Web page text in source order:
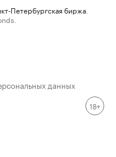
Петербургская биржа
данных
18+